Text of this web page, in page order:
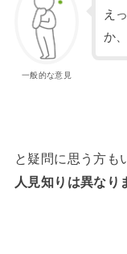
一般的な意見
え
か
と疑問に思う方も
人見知りは異なり